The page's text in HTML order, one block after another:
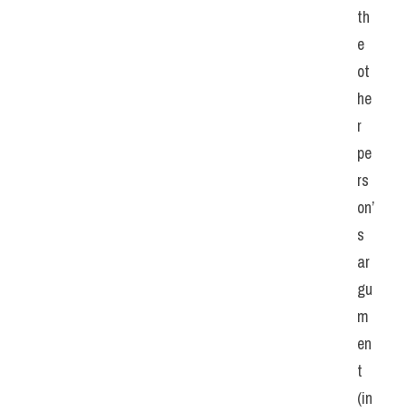
th
e
ot
he
r
pe
rs
on’
s
ar
gu
m
en
t
(in